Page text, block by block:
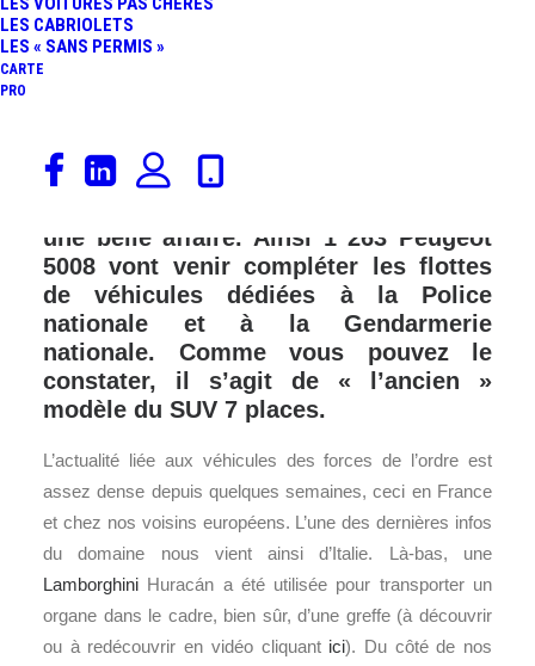
LES CABRIOLETS
LES « SANS PERMIS »
CARTE
PRO
Alors que les Peugeot 3008 et 5008
viennent tout juste d’être restylés, le
une belle affaire. Ainsi 1 263 Peugeot
5008 vont venir compléter les flottes
de véhicules dédiées à la Police
nationale et à la Gendarmerie
nationale. Comme vous pouvez le
constater, il s’agit de « l’ancien »
modèle du SUV 7 places.
L’actualité liée aux véhicules des forces de l’ordre est
assez dense depuis quelques semaines, ceci en France
et chez nos voisins européens. L’une des dernières infos
du domaine nous vient ainsi d’Italie. Là-bas, une
Lamborghini Huracán a été utilisée pour transporter un
organe dans le cadre, bien sûr, d’une greffe (à découvrir
ou à redécouvrir en vidéo cliquant ici). Du côté de nos